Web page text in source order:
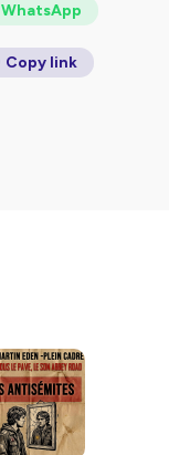
WhatsApp
Copy link